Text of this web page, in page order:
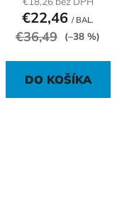
€22,46 / BAL.
€36,49 (–38 %)
DO KOŠÍKA